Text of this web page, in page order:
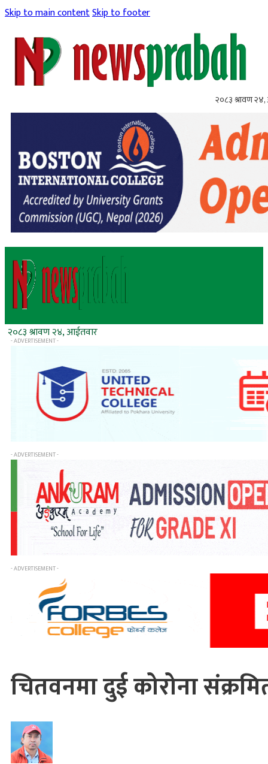
Skip to main contentSkip to footer
२०८३ श्रावण
२०८३ श्रावण २४, आईतवार
- ADVERTISEMENT -
- ADVERTISEMENT -
- ADVERTISEMENT -
चितवनमा दुई कोरोना